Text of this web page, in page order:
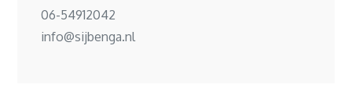
06-54912042
info@sijbenga.nl